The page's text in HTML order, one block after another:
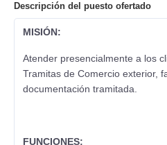
Descripción del puesto ofertado
MISIÓN:
Atender presencialmente a los
Tramitas de Comercio exterior,
documentación tramitada.
FUNCIONES: